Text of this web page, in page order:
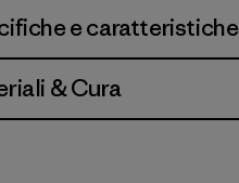
e caratteristiche
& Cura